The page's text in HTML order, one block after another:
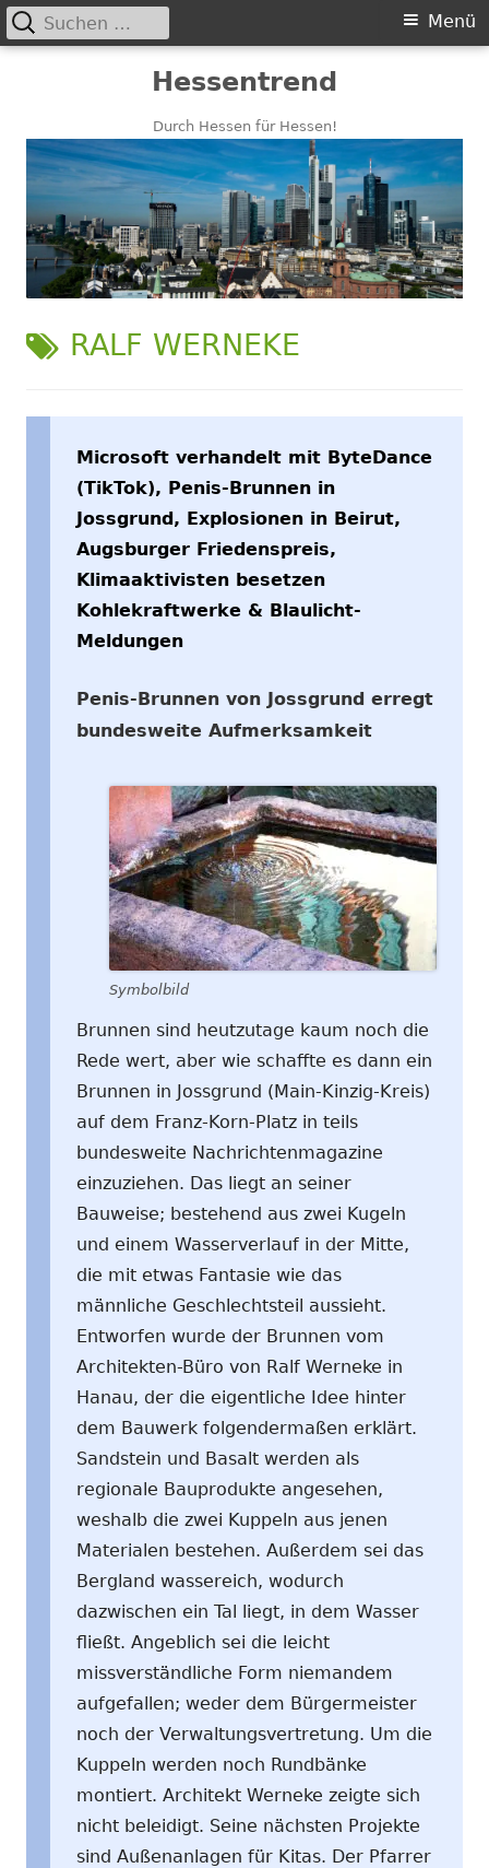
Hessentrend
Durch Hessen für Hessen!
Primäres
Menü
Suchen
nach:
SCHLAGWORT:
RALF WERNEKE
Microsoft verhandelt mit ByteDance
(TikTok), Penis-Brunnen in
Jossgrund, Explosionen in Beirut,
Augsburger Friedenspreis,
Klimaaktivisten besetzen
Kohlekraftwerke & Blaulicht-
Meldungen
Penis-Brunnen von Jossgrund erregt
bundesweite Aufmerksamkeit
Symbolbild
Brunnen sind heutzutage kaum noch die
Rede wert, aber wie schaffte es dann ein
Brunnen in Jossgrund (Main-Kinzig-Kreis)
auf dem Franz-Korn-Platz in teils
bundesweite Nachrichtenmagazine
einzuziehen. Das liegt an seiner
Bauweise; bestehend aus zwei Kugeln
und einem Wasserverlauf in der Mitte,
die mit etwas Fantasie wie das
männliche Geschlechtsteil aussieht.
Entworfen wurde der Brunnen vom
Architekten-Büro von Ralf Werneke in
Hanau, der die eigentliche Idee hinter
dem Bauwerk folgendermaßen erklärt.
Sandstein und Basalt werden als
regionale Bauprodukte angesehen,
weshalb die zwei Kuppeln aus jenen
Materialen bestehen. Außerdem sei das
Bergland wassereich, wodurch
dazwischen ein Tal liegt, in dem Wasser
fließt. Angeblich sei die leicht
missverständliche Form niemandem
aufgefallen; weder dem Bürgermeister
noch der Verwaltungsvertretung. Um die
Kuppeln werden noch Rundbänke
montiert. Architekt Werneke zeigte sich
nicht beleidigt. Seine nächsten Projekte
sind Außenanlagen für Kitas. Der Pfarrer